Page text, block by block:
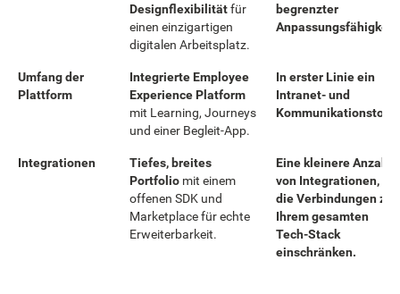
Designflexibilitätfür
einen einzigartigen
digitalen Arbeitsplatz.
begrenzter
Anpassungsfähigkeit.
Umfang der
Plattform
Integrierte Employee
Experience Platform
mit Learning, Journeys
und einer Begleit-App.
In erster Linie ein
Intranet- und
Kommunikationstool.
Integrationen
Tiefes, breites
Portfolio mit einem
offenen SDK und
Marketplace für echte
Erweiterbarkeit.
Eine kleinere Anzahl
von Integrationen, die
die Verbindungen zu
Ihrem gesamten
Tech-Stack
einschränken.